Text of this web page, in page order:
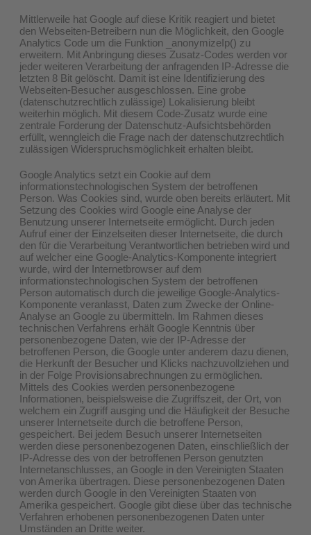
Mittlerweile hat Google auf diese Kritik reagiert und bietet
den Webseiten-Betreibern nun die Möglichkeit, den Google
Analytics Code um die Funktion _anonymizeIp() zu
erweitern. Mit Anbringung dieses Zusatz-Codes werden vor
jeder weiteren Verarbeitung der anfragenden IP-Adresse die
letzten 8 Bit gelöscht. Damit ist eine Identifizierung des
Webseiten-Besucher ausgeschlossen. Eine grobe
(datenschutzrechtlich zulässige) Lokalisierung bleibt
weiterhin möglich. Mit diesem Code-Zusatz wurde eine
zentrale Forderung der Datenschutz-Aufsichtsbehörden
erfüllt, wenngleich die Frage nach der datenschutzrechtlich
zulässigen Widerspruchsmöglichkeit erhalten bleibt.
Google Analytics setzt ein Cookie auf dem
informationstechnologischen System der betroffenen
Person. Was Cookies sind, wurde oben bereits erläutert. Mit
Setzung des Cookies wird Google eine Analyse der
Benutzung unserer Internetseite ermöglicht. Durch jeden
Aufruf einer der Einzelseiten dieser Internetseite, die durch
den für die Verarbeitung Verantwortlichen betrieben wird und
auf welcher eine Google-Analytics-Komponente integriert
wurde, wird der Internetbrowser auf dem
informationstechnologischen System der betroffenen
Person automatisch durch die jeweilige Google-Analytics-
Komponente veranlasst, Daten zum Zwecke der Online-
Analyse an Google zu übermitteln. Im Rahmen dieses
technischen Verfahrens erhält Google Kenntnis über
personenbezogene Daten, wie der IP-Adresse der
betroffenen Person, die Google unter anderem dazu dienen,
die Herkunft der Besucher und Klicks nachzuvollziehen und
in der Folge Provisionsabrechnungen zu ermöglichen.
Mittels des Cookies werden personenbezogene
Informationen, beispielsweise die Zugriffszeit, der Ort, von
welchem ein Zugriff ausging und die Häufigkeit der Besuche
unserer Internetseite durch die betroffene Person,
gespeichert. Bei jedem Besuch unserer Internetseiten
werden diese personenbezogenen Daten, einschließlich der
IP-Adresse des von der betroffenen Person genutzten
Internetanschlusses, an Google in den Vereinigten Staaten
von Amerika übertragen. Diese personenbezogenen Daten
werden durch Google in den Vereinigten Staaten von
Amerika gespeichert. Google gibt diese über das technische
Verfahren erhobenen personenbezogenen Daten unter
Umständen an Dritte weiter.